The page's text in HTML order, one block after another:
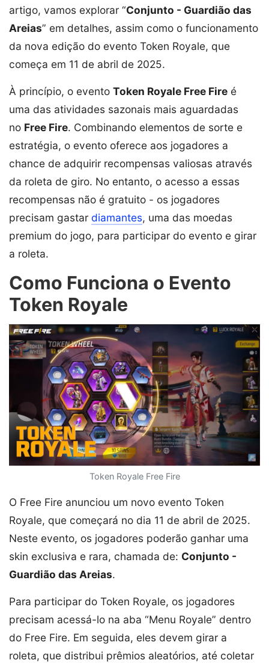
artigo, vamos explorar “Conjunto - Guardião das
Areias” em detalhes, assim como o funcionamento
da nova edição do evento Token Royale, que
começa em 11 de abril de 2025.
À princípio, o evento Token Royale Free Fire é
uma das atividades sazonais mais aguardadas
no Free Fire. Combinando elementos de sorte e
estratégia, o evento oferece aos jogadores a
chance de adquirir recompensas valiosas através
da roleta de giro. No entanto, o acesso a essas
recompensas não é gratuito - os jogadores
precisam gastar diamantes, uma das moedas
premium do jogo, para participar do evento e girar
a roleta.
Como Funciona o Evento
Token Royale
Token Royale Free Fire
O Free Fire anunciou um novo evento Token
Royale, que começará no dia 11 de abril de 2025.
Neste evento, os jogadores poderão ganhar uma
skin exclusiva e rara, chamada de: Conjunto -
Guardião das Areias.
Para participar do Token Royale, os jogadores
precisam acessá-lo na aba “Menu Royale” dentro
do Free Fire. Em seguida, eles devem girar a
roleta, que distribui prêmios aleatórios, até coletar